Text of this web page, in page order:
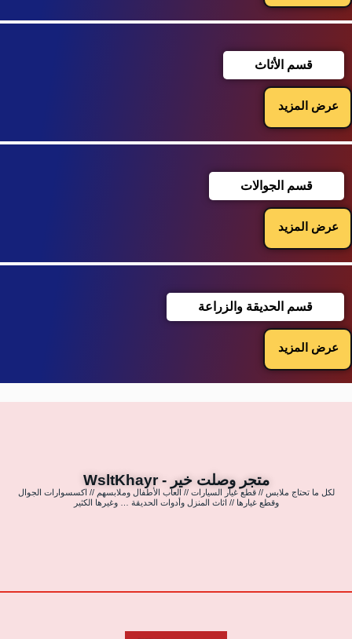
قسم الأثاث
عرض المزيد
قسم الجوالات
عرض المزيد
قسم الحديقة والزراعة
عرض المزيد
متجر وصلت خير - WsltKhayr
لكل ما تحتاج ملابس // قطع غيار السيارات // العاب الأطفال وملابسهم // اكسسوارات الجوال
وقطع غيارها // اثاث المنزل وأدوات الحديقة … وغيرها الكثير